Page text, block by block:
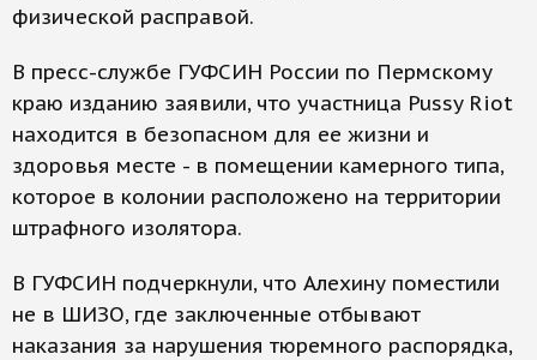
физической расправой.
В пресс-службе ГУФСИН России по Пермскому
краю изданию заявили, что участница Pussy Riot
находится в безопасном для ее жизни и
здоровья месте - в помещении камерного типа,
которое в колонии расположено на территории
штрафного изолятора.
В ГУФСИН подчеркнули, что Алехину поместили
не в ШИЗО, где заключенные отбывают
наказания за нарушения тюремного распорядка,